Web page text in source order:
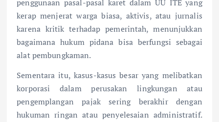
penggunaan pasal-pasal karet dalam UU ITE yang
kerap menjerat warga biasa, aktivis, atau jurnalis
karena kritik terhadap pemerintah, menunjukkan
bagaimana hukum pidana bisa berfungsi sebagai
alat pembungkaman.
Sementara itu, kasus-kasus besar yang melibatkan
korporasi dalam perusakan lingkungan atau
pengemplangan pajak sering berakhir dengan
hukuman ringan atau penyelesaian administratif.